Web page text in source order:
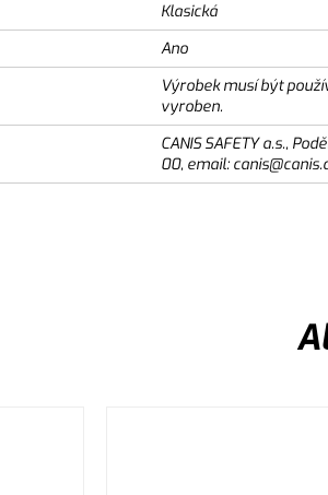
Klasická
Ano
Výrobek musí být
vyroben.
CANIS SAFETY a.s.,
00, email: